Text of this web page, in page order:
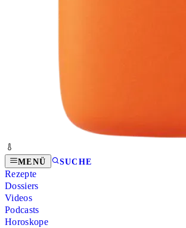
MENÜ SUCHE
Rezepte
Dossiers
Videos
Podcasts
Horoskope